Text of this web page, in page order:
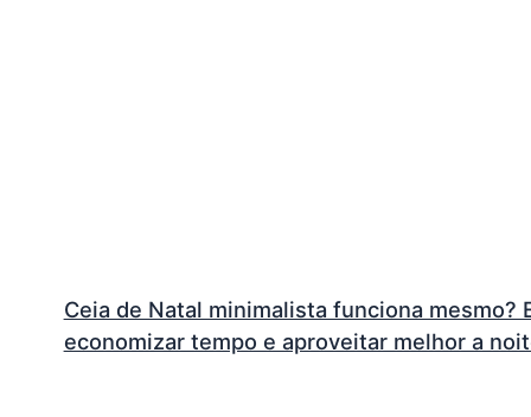
Ceia de Natal minimalista funciona mesmo?
economizar tempo e aproveitar melhor a